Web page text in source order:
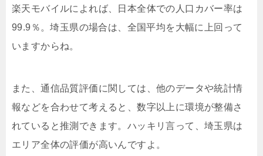
楽天モバイルによれば、日本全体での人口カバー率は
99.9％。埼玉県の場合は、全国平均を大幅に上回って
いますからね。
また、通信品質評価に関しては、他のデータや統計情
報などを合わせて考えると、数字以上に環境が整備さ
れていると推測できます。ハッキリ言って、埼玉県は
エリア全体の評価が高いんですよ。